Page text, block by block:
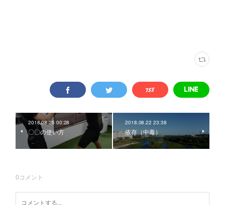
2018.08.25 00:28
〇〇の使い方
2018.08.22 23:38
依存（中毒）
0コメント